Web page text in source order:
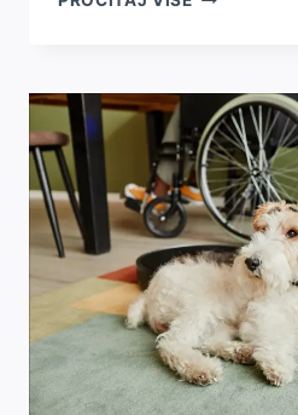
NA
KVALITET
SNA?